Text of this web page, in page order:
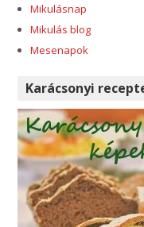
Mikulásnap
Mikulás blog
Mesenapok
Karácsonyi